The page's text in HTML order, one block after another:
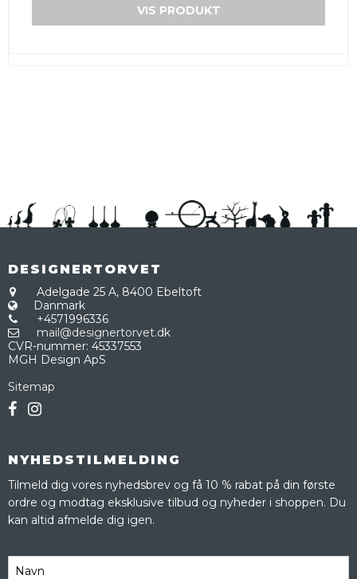
VIS PRODUKT
DESIGNERTORVET
Adelgade 25 A, 8400 Ebeltoft
Danmark
+4571996336
mail@designertorvet.dk
CVR-nummer: 45337553
MGH Design ApS
Sitemap
NYHEDSTILMELDING
Tilmeld dig vores nyhedsbrev og få 10 % rabat på din første
ordre og modtag eksklusive tilbud og nyheder i shoppen. Du
kan altid afmelde dig igen.